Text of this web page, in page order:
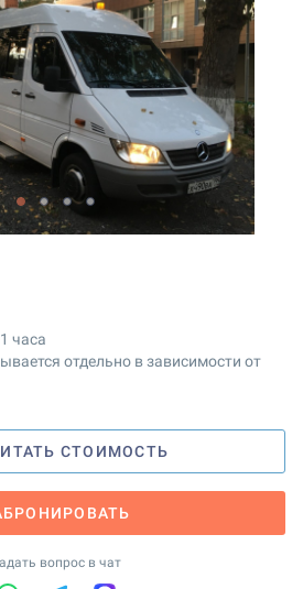
1 2 3 4
часа
отдельно в зависимости от
СТОИМОСТЬ
вопрос в чат